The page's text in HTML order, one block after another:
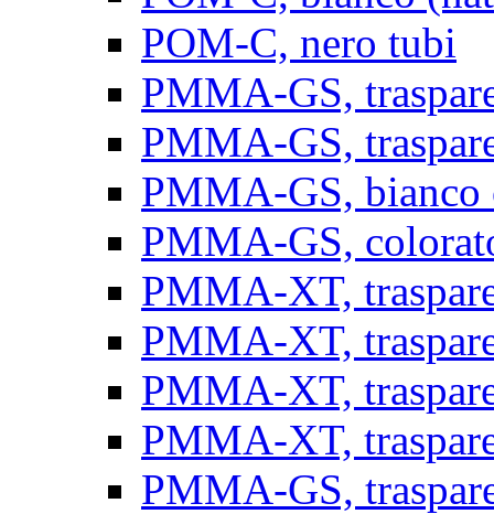
POM-C, nero tubi
PMMA-GS,
PMMA-GS,
PMMA-GS, bianco
PMMA-GS,
PMMA-XT,
PMMA-XT,
PMMA-XT,
PMMA-XT,
PMMA-GS,